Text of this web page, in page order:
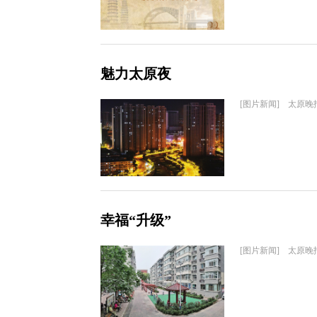
魅力太原夜
[图片新闻] 太原晚
幸福“升级”
[图片新闻] 太原晚